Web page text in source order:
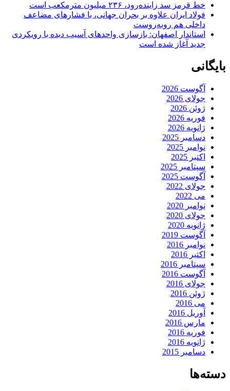
خط قرمز سد زاینده‌رود، ۲۳۶ میلیون مترمکعب است
فولاد ایران علاوه بر بحران جهانی، با فشارهای مضاعف
داخلی هم روبه‌روست
استاندار اصفهان: بازسازی واحدهای آسیب دیده با رویکردی
جدید آغاز شده است
بایگانی
آگوست 2026
جولای 2026
ژوئن 2026
فوریه 2026
ژانویه 2026
دسامبر 2025
نوامبر 2025
اکتبر 2025
سپتامبر 2025
آگوست 2025
جولای 2022
می 2022
نوامبر 2020
جولای 2020
ژانویه 2020
آگوست 2019
نوامبر 2016
اکتبر 2016
سپتامبر 2016
آگوست 2016
جولای 2016
ژوئن 2016
می 2016
آوریل 2016
مارس 2016
فوریه 2016
ژانویه 2016
دسامبر 2015
دسته‌ها